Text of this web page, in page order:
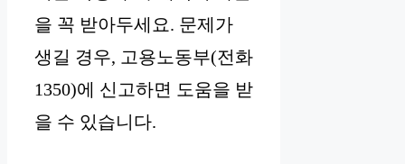
을 꼭 받아두세요. 문제가
생길 경우, 고용노동부(전화
1350)에 신고하면 도움을 받
을 수 있습니다.